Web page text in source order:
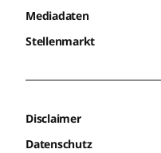
Mediadaten
Stellenmarkt
Disclaimer
Datenschutz